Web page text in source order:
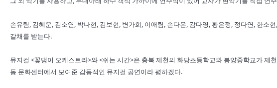
손유림, 김혜운, 김소연, 박나현, 김보현, 변가희, 이애림, 손다은, 감다영, 황은정, 정다연, 한소
갈채를 받는다.
뮤지컬 <꽃댕이 오케스트라>와 <쉬는 시간>은 충북 제천의 화당초등학교와 봉양중학교가 제
동 문화센터에서 보여준 감동적인 뮤지컬 공연이라 평하겠다.